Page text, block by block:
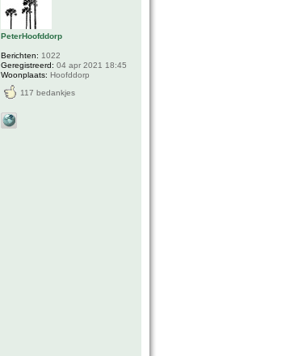
PeterHoofddorp
Berichten: 1022
Geregistreerd: 04 apr 2021 18:45
Woonplaats: Hoofddorp
117 bedankjes